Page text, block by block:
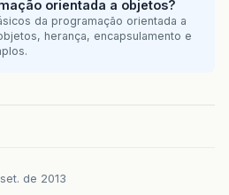
orientada a objetos?
da programação orientada a
herança, encapsulamento e
de 2013